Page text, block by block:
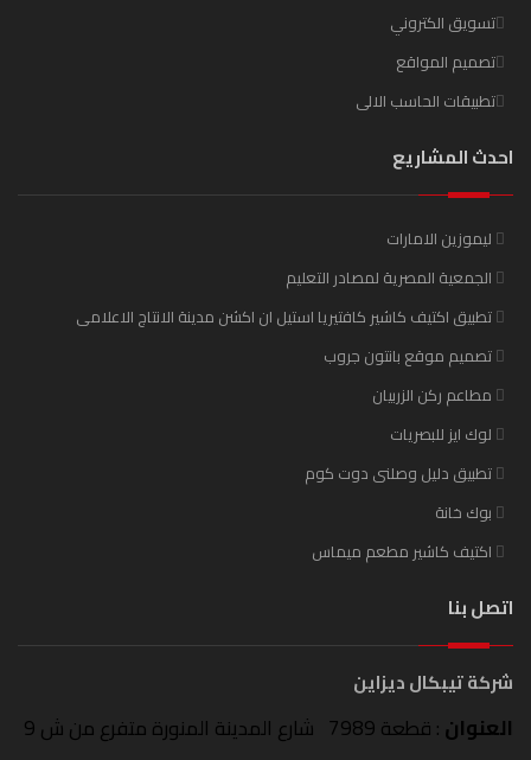
تسويق الكتروني
تصميم المواقع
تطبيقات الحاسب الالى
احدث المشاريع
ليموزين الامارات
الجمعية المصرية لمصادر التعليم
تطبيق اكتيف كاشير كافتيريا استيل ان اكشن مدينة الانتاج الاعلامى
تصميم موقع بانتون جروب
مطاعم ركن الزربيان
لوك ايز للبصريات
تطبيق دليل وصلنى دوت كوم
بوك خانة
اكتيف كاشير مطعم ميماس
اتصل بنا
شركة تيبكال ديزاين
العنوان
: قطعة 7989 شارع المدينة المنورة متفرع من ش 9